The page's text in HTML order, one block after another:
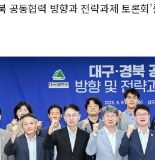
공동협력 방향과 전략과제 토론